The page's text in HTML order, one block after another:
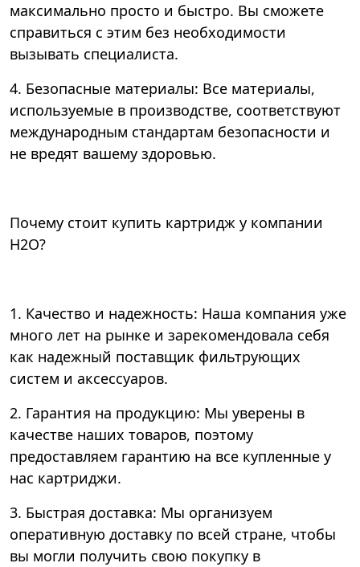
максимально просто и быстро. Вы сможете
справиться с этим без необходимости
вызывать специалиста.
4. Безопасные материалы: Все материалы,
используемые в производстве, соответствуют
международным стандартам безопасности и
не вредят вашему здоровью.
Почему стоит купить картридж у компании
Н2О?
1. Качество и надежность: Наша компания уже
много лет на рынке и зарекомендовала себя
как надежный поставщик фильтрующих
систем и аксессуаров.
2. Гарантия на продукцию: Мы уверены в
качестве наших товаров, поэтому
предоставляем гарантию на все купленные у
нас картриджи.
3. Быстрая доставка: Мы организуем
оперативную доставку по всей стране, чтобы
вы могли получить свою покупку в